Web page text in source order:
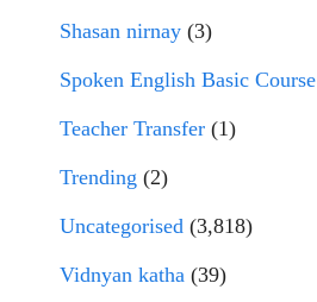
Shasan nirnay (3)
Spoken English Basic Course
Teacher Transfer (1)
Trending (2)
Uncategorised (3,818)
Vidnyan katha (39)